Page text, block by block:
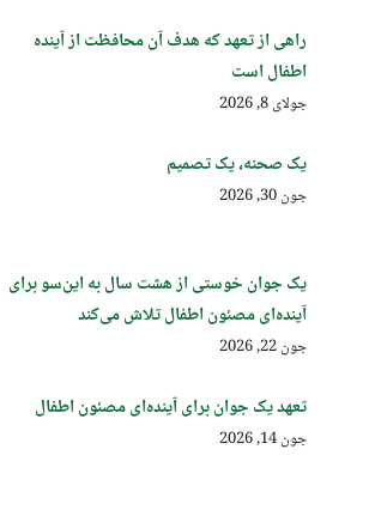
راهی از تعهد که هدف آن محافظت از آینده
اطفال است
جولای 8, 2026
یک صحنه، یک تصمیم
جون 30, 2026
یک جوان خوستی از هشت سال به این‌سو برای
آینده‌ای مصئون اطفال تلاش می‌کند
جون 22, 2026
تعهد یک جوان برای آینده‌ای مصئون اطفال
جون 14, 2026